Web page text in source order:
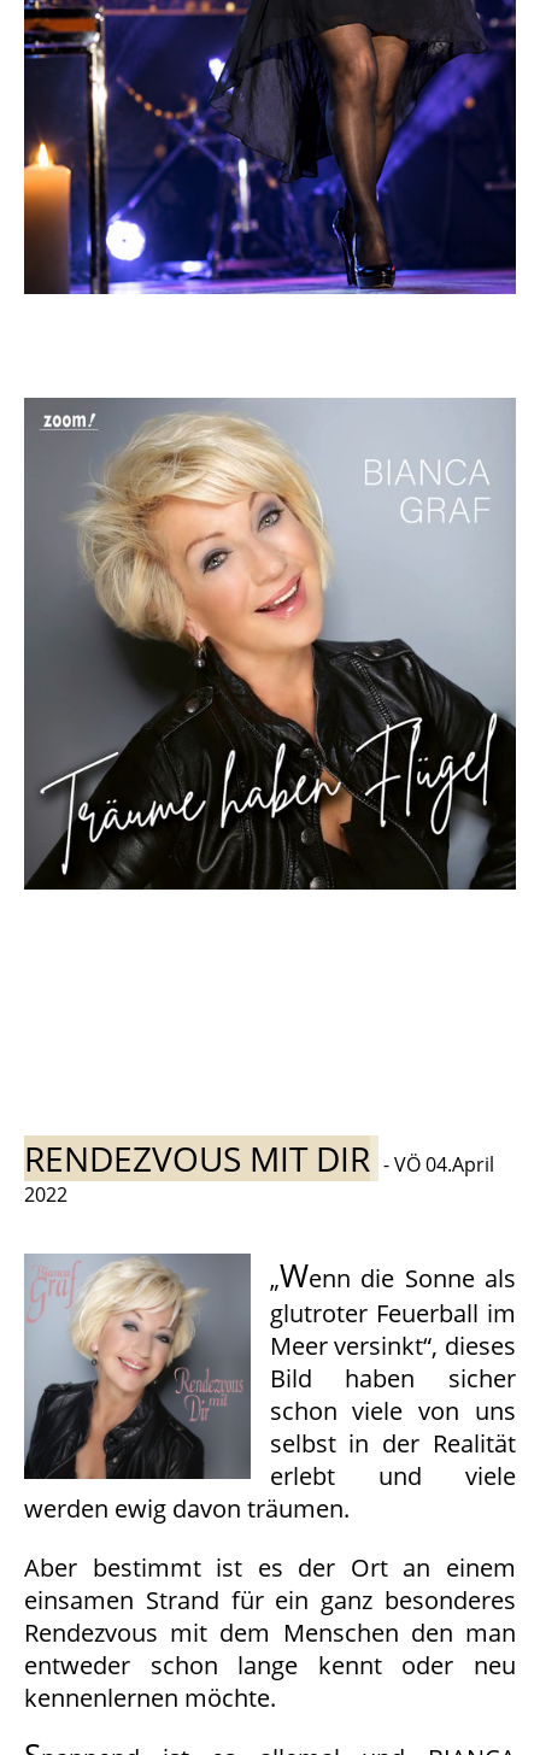
RENDEZVOUS MIT DIR - VÖ 04.April
2022
„Wenn die Sonne als
glutroter Feuerball im
Meer versinkt“, dieses
Bild haben sicher
schon viele von uns
selbst in der Realität
erlebt und viele
werden ewig davon träumen.
Aber bestimmt ist es der Ort an einem
einsamen Strand für ein ganz besonderes
Rendezvous mit dem Menschen den man
entweder schon lange kennt oder neu
kennenlernen möchte.